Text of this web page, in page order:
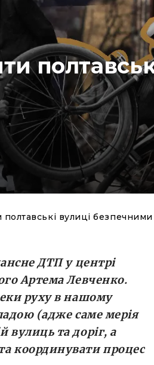
вулиці безпечними
ДТП у центрі
Артема Левченко.
руху в нашому
(адже саме мерія
вулиць та доріг, а
координувати процес